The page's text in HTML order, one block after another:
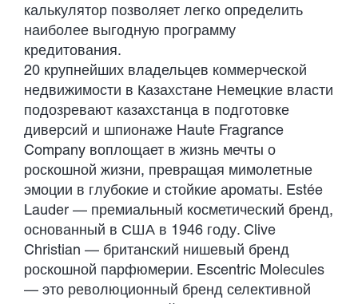
калькулятор позволяет легко определить
наиболее выгодную программу
кредитования.
20 крупнейших владельцев коммерческой
недвижимости в Казахстане Немецкие власти
подозревают казахстанца в подготовке
диверсий и шпионаже Haute Fragrance
Company воплощает в жизнь мечты о
роскошной жизни, превращая мимолетные
эмоции в глубокие и стойкие ароматы. Estée
Lauder — премиальный косметический бренд,
основанный в США в 1946 году. Clive
Christian — британский нишевый бренд
роскошной парфюмерии. Escentric Molecules
— это революционный бренд селективной